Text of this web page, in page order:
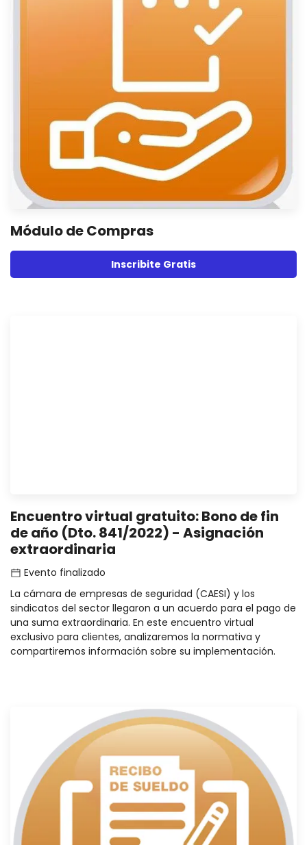
Módulo de Compras
Inscribite Gratis
Encuentro virtual gratuito: Bono de fin
de año (Dto. 841/2022) - Asignación
extraordinaria
Evento finalizado
La cámara de empresas de seguridad (CAESI) y los
sindicatos del sector llegaron a un acuerdo para el pago de
una suma extraordinaria. En este encuentro virtual
exclusivo para clientes, analizaremos la normativa y
compartiremos información sobre su implementación.